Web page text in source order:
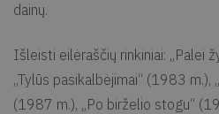
dainų.
Išleisti eilėraščių rinkiniai: „Palei
„Tylūs pasikalbėjimai“ (1983 m.),
(1987 m.), „Po birželio stogu“